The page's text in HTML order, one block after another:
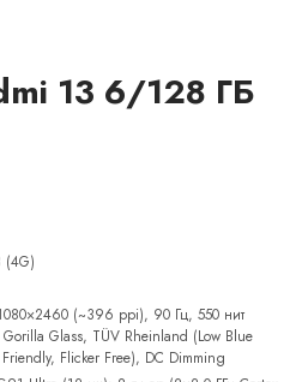
13 6/128 ГБ
(4G)
(~396 ppi), 90 Гц, 550 нит
Glass, TÜV Rheinland (Low Blue
Flicker Free), DC Dimming